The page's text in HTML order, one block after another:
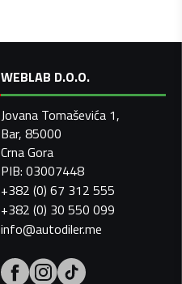
WEBLAB D.O.O.
Jovana Tomaševića 1,
Bar, 85000
Crna Gora
PIB: 03007448
+382 (0) 67 312 555
+382 (0) 30 550 099
info@autodiler.me